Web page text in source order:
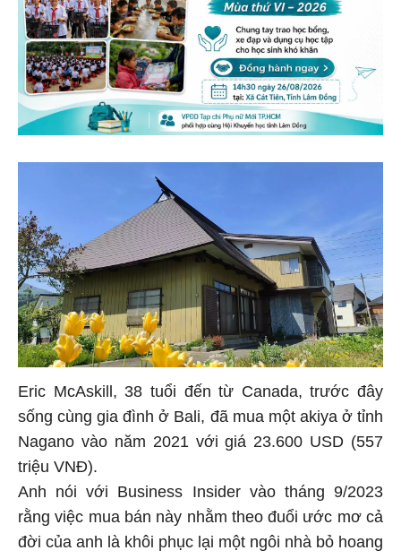
Eric McAskill, 38 tuổi đến từ Canada, trước đây
sống cùng gia đình ở Bali, đã mua một akiya ở tỉnh
Nagano vào năm 2021 với giá 23.600 USD (557
triệu VNĐ).
Anh nói với Business Insider vào tháng 9/2023
rằng việc mua bán này nhằm theo đuổi ước mơ cả
đời của anh là khôi phục lại một ngôi nhà bỏ hoang